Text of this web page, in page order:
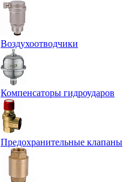
Воздухоотводчики
Компенсаторы гидроударов
Предохранительные клапаны